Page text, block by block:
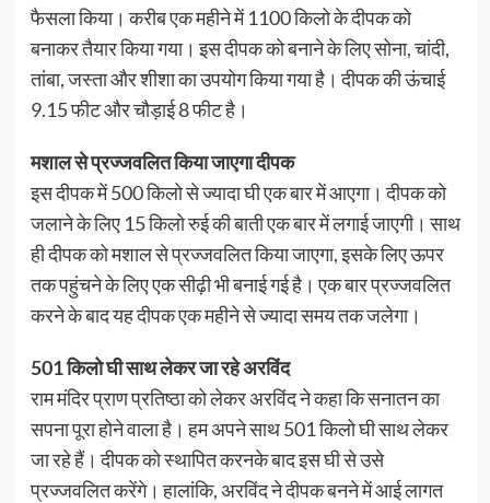
फैसला किया। करीब एक महीने में 1100 किलो के दीपक को
बनाकर तैयार किया गया। इस दीपक को बनाने के लिए सोना, चांदी,
तांबा, जस्ता और शीशा का उपयोग किया गया है। दीपक की ऊंचाई
9.15 फीट और चौड़ाई 8 फीट है।
मशाल से प्रज्जवलित किया जाएगा दीपक
इस दीपक में 500 किलो से ज्यादा घी एक बार में आएगा। दीपक को
जलाने के लिए 15 किलो रुई की बाती एक बार में लगाई जाएगी। साथ
ही दीपक को मशाल से प्रज्जवलित किया जाएगा, इसके लिए ऊपर
तक पहुंचने के लिए एक सीढ़ी भी बनाई गई है। एक बार प्रज्जवलित
करने के बाद यह दीपक एक महीने से ज्यादा समय तक जलेगा।
501 किलो घी साथ लेकर जा रहे अरविंद
राम मंदिर प्राण प्रतिष्ठा को लेकर अरविंद ने कहा कि सनातन का
सपना पूरा होने वाला है। हम अपने साथ 501 किलो घी साथ लेकर
जा रहे हैं। दीपक को स्थापित करनके बाद इस घी से उसे
प्रज्जवलित करेंगे। हालांकि, अरविंद ने दीपक बनने में आई लागत